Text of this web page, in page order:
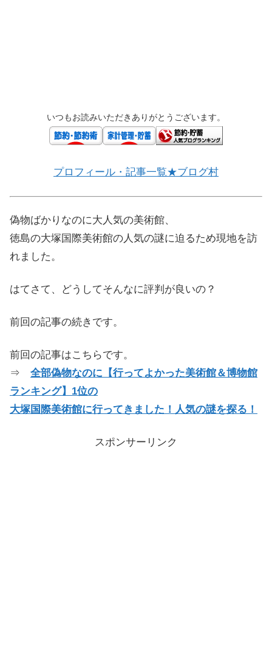
いつもお読みいただきありがとうございます。
プロフィール・記事一覧★ブログ村
偽物ばかりなのに大人気の美術館、
徳島の大塚国際美術館の人気の謎に迫るため現地を訪
れました。
はてさて、どうしてそんなに評判が良いの？
前回の記事の続きです。
前回の記事はこちらです。
⇒ 全部偽物なのに【行ってよかった美術館＆博物館
ランキング】1位の
大塚国際美術館に行ってきました！人気の謎を探る！
スポンサーリンク